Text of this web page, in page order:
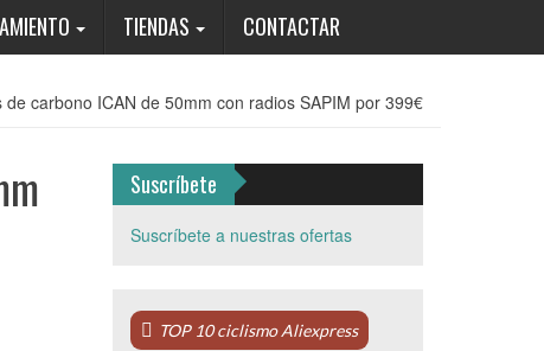
TIENDAS CONTACTAR
carbono ICAN de 50mm con radios SAPIM por 399€
Suscríbete
Suscríbete a nuestras ofertas
TOP 10 ciclismo Aliexpress